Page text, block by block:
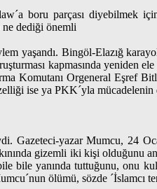
boru parçası diyebilmek
ne dediği önemli
yaşandı. Bingöl-Elazığ
kapmasında yeniden
Komutanı Orgeneral
ise ya PKK´yla
yazar Mumcu, 24
gizemli iki kişi olduğunu
bile yanında tuttuğunu, onu
ölümü, sözde ´İslamcı